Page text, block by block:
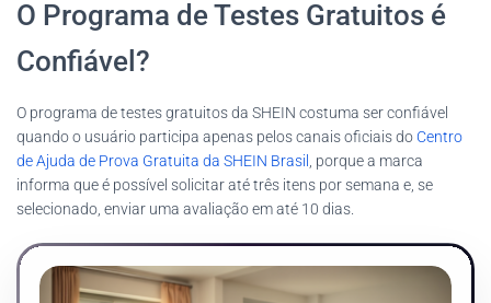
O Programa de Testes Gratuitos é
Confiável?
O programa de testes gratuitos da SHEIN costuma ser confiável
quando o usuário participa apenas pelos canais oficiais do Centro
de Ajuda de Prova Gratuita da SHEIN Brasil , porque a marca
informa que é possível solicitar até três itens por semana e, se
selecionado, enviar uma avaliação em até 10 dias.